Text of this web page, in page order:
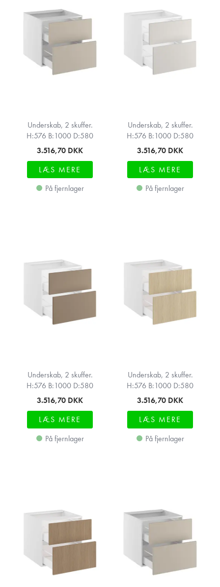
Underskab, 2 skuffer.
H:576 B:1000 D:580
3.516,70 DKK
LÆS MERE
På fjernlager
Underskab, 2 skuffer.
H:576 B:1000 D:580
3.516,70 DKK
LÆS MERE
På fjernlager
Underskab, 2 skuffer.
H:576 B:1000 D:580
3.516,70 DKK
LÆS MERE
På fjernlager
Underskab, 2 skuffer.
H:576 B:1000 D:580
3.516,70 DKK
LÆS MERE
På fjernlager